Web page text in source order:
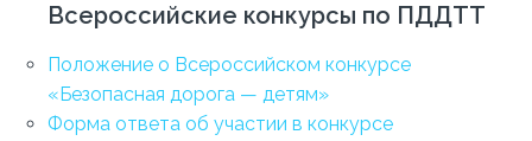
Всероссийские конкурсы по ПДДТТ
Положение о Всероссийском конкурсе
«Безопасная дорога — детям»
Форма ответа об участии в конкурсе